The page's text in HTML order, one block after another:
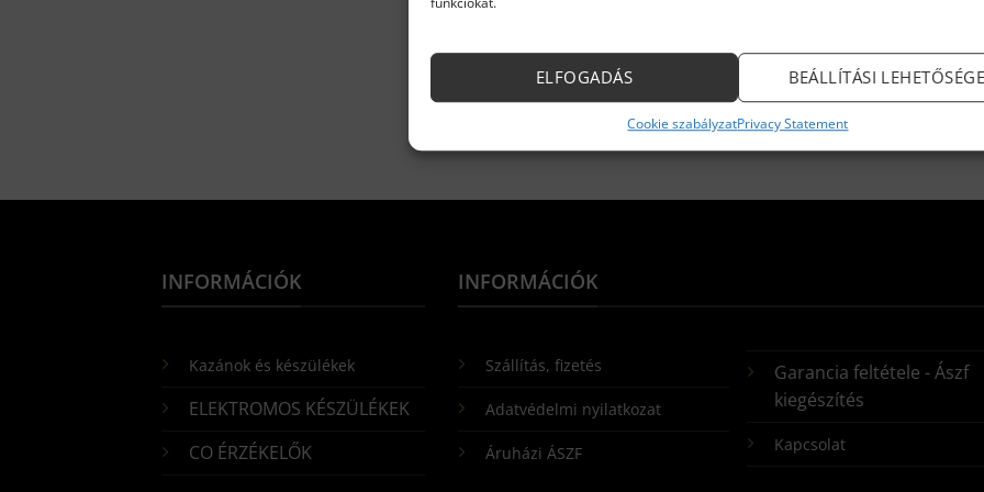
ELFOGADÁS BEÁLLÍTÁSI
Cookie szabályzatPrivacy Statement
INFORMÁCIÓK
Kazánok és készülékek
ELEKTROMOS KÉSZÜLÉKEK
CO ÉRZÉKELŐK
INFORMÁCIÓK
Szállítás, fizetés
Adatvédelmi nyilatkozat
Áruházi ÁSZF
Garancia feltétele - Ászf
kiegészítés
Kapcsolat